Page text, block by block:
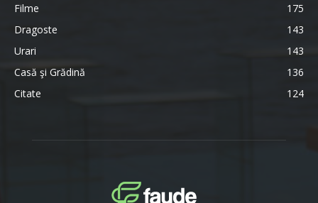
Filme
175
Dragoste
143
Urari
143
Casă şi Grădină
136
Citate
124